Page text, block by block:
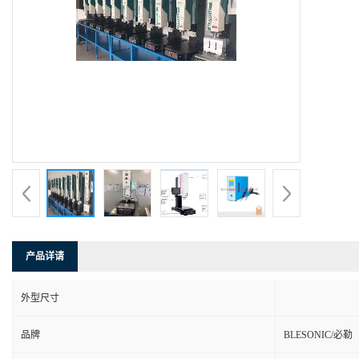
产品详请
外型尺寸
品牌 BLESONIC/必勒